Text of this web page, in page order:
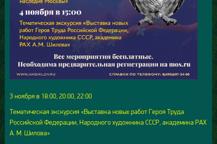
3 ноября в 18:00, 20:00, 22:00
Тематическая экскурсия «Выставка новых работ Героя Труда
Российской Федерации, Народного художника СССР, академика РАХ
А. М. Шилова»